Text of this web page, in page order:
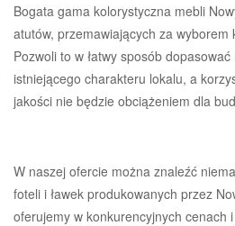
Bogata gama kolorystyczna mebli
atutów, przemawiających za wyborem
Pozwoli to w łatwy sposób
istniejącego charakteru lokalu, a
jakości nie będzie obciążeniem dla
W naszej ofercie można znaleźć
foteli i ławek produkowanych przez
oferujemy w konkurencyjnych cenach